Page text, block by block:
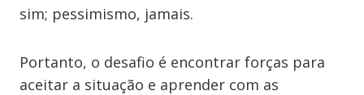
sim; pessimismo, jamais.
Portanto, o desafio é encontrar forças para
aceitar a situação e aprender com as